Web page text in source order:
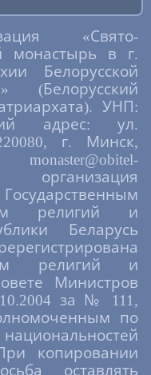
«Свято-
монастырь в г.
Белорусской
(Белорусский
УНП:
адрес: ул.
г. Минск,
организация
религий и
Беларусь
религий и
Министров
за № 111,
по
копировании
оставлять